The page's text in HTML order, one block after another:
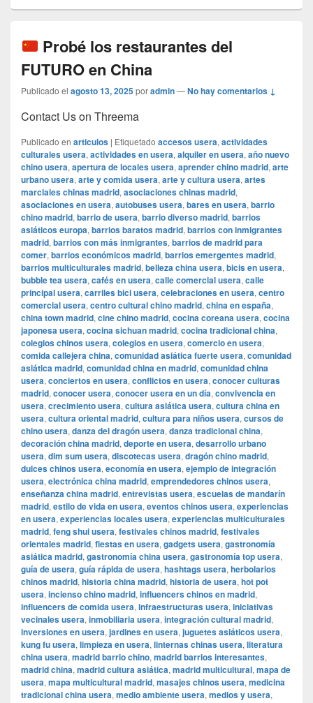
Probé los restaurantes del
FUTURO en China
Publicado el agosto 13, 2025poradmin—No hay comentarios ↓
Contact Us on Threema
Publicado en articulos | Etiquetado accesos usera, actividades
culturales usera, actividades en usera, alquiler en usera, año nuevo
chino usera, apertura de locales usera, aprender chino madrid, arte
urbano usera, arte y comida usera, arte y cultura usera, artes
marciales chinas madrid, asociaciones chinas madrid,
asociaciones en usera, autobuses usera, bares en usera, barrio
chino madrid, barrio de usera, barrio diverso madrid, barrios
asiáticos europa, barrios baratos madrid, barrios con inmigrantes
madrid, barrios con más inmigrantes, barrios de madrid para
comer, barrios económicos madrid, barrios emergentes madrid,
barrios multiculturales madrid, belleza china usera, bicis en usera,
bubble tea usera, cafés en usera, calle comercial usera, calle
principal usera, carriles bici usera, celebraciones en usera, centro
comercial usera, centro cultural chino madrid, china en españa,
china town madrid, cine chino madrid, cocina coreana usera, cocina
japonesa usera, cocina sichuan madrid, cocina tradicional china,
colegios chinos usera, colegios en usera, comercio en usera,
comida callejera china, comunidad asiática fuerte usera, comunidad
asiática madrid, comunidad china en madrid, comunidad china
usera, conciertos en usera, conflictos en usera, conocer culturas
madrid, conocer usera, conocer usera en un día, convivencia en
usera, crecimiento usera, cultura asiática usera, cultura china en
usera, cultura oriental madrid, cultura para niños usera, cursos de
chino usera, danza del dragón usera, danza tradicional china,
decoración china madrid, deporte en usera, desarrollo urbano
usera, dim sum usera, discotecas usera, dragón chino madrid,
dulces chinos usera, economía en usera, ejemplo de integración
usera, electrónica china madrid, emprendedores chinos usera,
enseñanza china madrid, entrevistas usera, escuelas de mandarín
madrid, estilo de vida en usera, eventos chinos usera, experiencias
en usera, experiencias locales usera, experiencias multiculturales
madrid, feng shui usera, festivales chinos madrid, festivales
orientales madrid, fiestas en usera, gadgets usera, gastronomía
asiática madrid, gastronomía china usera, gastronomía top usera,
guía de usera, guía rápida de usera, hashtags usera, herbolarios
chinos madrid, historia china madrid, historia de usera, hot pot
usera, incienso chino madrid, influencers chinos en madrid,
influencers de comida usera, infraestructuras usera, iniciativas
vecinales usera, inmobiliaria usera, integración cultural madrid,
inversiones en usera, jardines en usera, juguetes asiáticos usera,
kung fu usera, limpieza en usera, linternas chinas usera, literatura
china usera, madrid barrio chino, madrid barrios interesantes,
madrid china, madrid cultura asiática, madrid multicultural, mapa de
usera, mapa multicultural madrid, masajes chinos usera, medicina
tradicional china usera, medio ambiente usera, medios y usera,